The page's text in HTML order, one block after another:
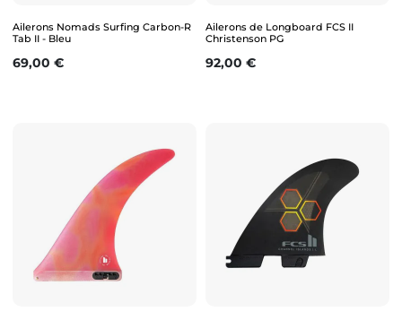
Ailerons Nomads Surfing Carbon-R
Tab II - Bleu
Prix
69,00 €
Ailerons de Longboard FCS II
Christenson PG
Prix
92,00 €